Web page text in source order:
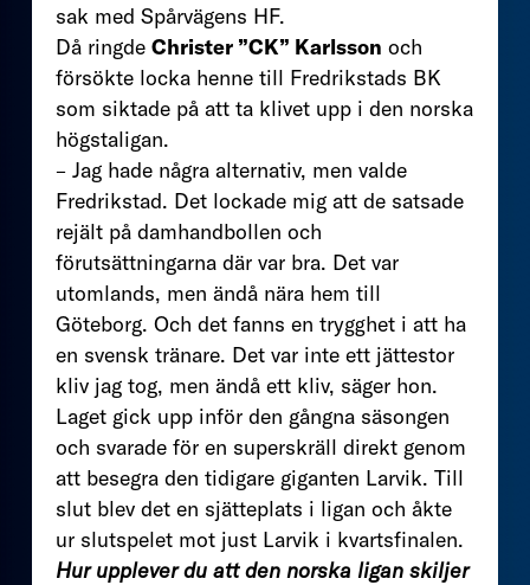
sak med Spårvägens HF.
Då ringde Christer ”CK” Karlsson och
försökte locka henne till Fredrikstads BK
som siktade på att ta klivet upp i den norska
högstaligan.
– Jag hade några alternativ, men valde
Fredrikstad. Det lockade mig att de satsade
rejält på damhandbollen och
förutsättningarna där var bra. Det var
utomlands, men ändå nära hem till
Göteborg. Och det fanns en trygghet i att ha
en svensk tränare. Det var inte ett jättestor
kliv jag tog, men ändå ett kliv, säger hon.
Laget gick upp inför den gångna säsongen
och svarade för en superskräll direkt genom
att besegra den tidigare giganten Larvik. Till
slut blev det en sjätteplats i ligan och åkte
ur slutspelet mot just Larvik i kvartsfinalen.
Hur upplever du att den norska ligan skiljer